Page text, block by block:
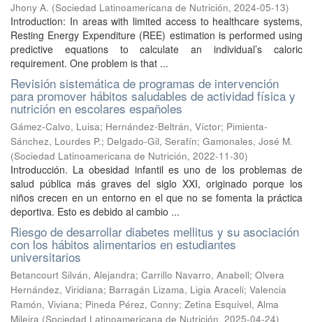
Jhony A. (Sociedad Latinoamericana de Nutrición, 2024-05-13)
Introduction: In areas with limited access to healthcare systems,
Resting Energy Expenditure (REE) estimation is performed using
predictive equations to calculate an individual’s caloric
requirement. One problem is that ...
Revisión sistemática de programas de intervención
para promover hábitos saludables de actividad física y
nutrición en escolares españoles
Gámez-Calvo, Luisa; Hernández-Beltrán, Víctor; Pimienta-
Sánchez, Lourdes P.; Delgado-Gil, Serafín; Gamonales, José M.
(Sociedad Latinoamericana de Nutrición, 2022-11-30)
Introducción. La obesidad infantil es uno de los problemas de
salud pública más graves del siglo XXI, originado porque los
niños crecen en un entorno en el que no se fomenta la práctica
deportiva. Esto es debido al cambio ...
Riesgo de desarrollar diabetes mellitus y su asociación
con los hábitos alimentarios en estudiantes
universitarios
Betancourt Silván, Alejandra; Carrillo Navarro, Anabell; Olvera
Hernández, Viridiana; Barragán Lizama, Ligia Araceli; Valencia
Ramón, Viviana; Pineda Pérez, Conny; Zetina Esquivel, Alma
Mileira (Sociedad Latinoamericana de Nutrición, 2025-04-24)